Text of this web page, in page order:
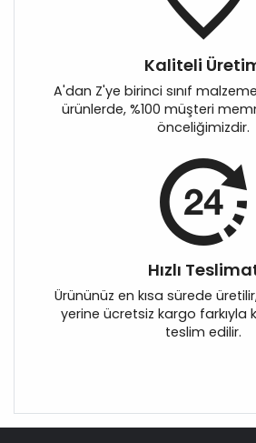
Kaliteli
A'dan Z'ye birinci sınıf
ürünlerde, %100 müşteri
önceliğimizdir.
Hızlı
Ürününüz en kısa sürede
yerine ücretsiz kargo farkıyla
teslim edilir.